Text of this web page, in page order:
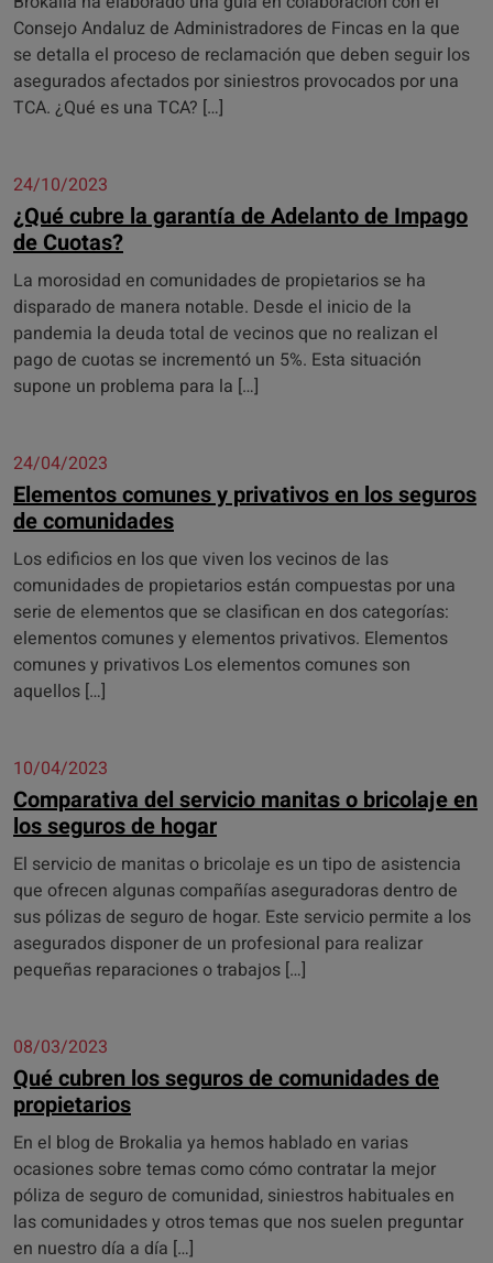
Consejo Andaluz de Administradores de Fincas en la que
se detalla el proceso de reclamación que deben seguir los
asegurados afectados por siniestros provocados por una
TCA. ¿Qué es una TCA? […]
24/10/2023
¿Qué cubre la garantía de Adelanto de Impago
de Cuotas?
La morosidad en comunidades de propietarios se ha
disparado de manera notable. Desde el inicio de la
pandemia la deuda total de vecinos que no realizan el
pago de cuotas se incrementó un 5%. Esta situación
supone un problema para la […]
24/04/2023
Elementos comunes y privativos en los seguros
de comunidades
Los edificios en los que viven los vecinos de las
comunidades de propietarios están compuestas por una
serie de elementos que se clasifican en dos categorías:
elementos comunes y elementos privativos. Elementos
comunes y privativos Los elementos comunes son
aquellos […]
10/04/2023
Comparativa del servicio manitas o bricolaje en
los seguros de hogar
El servicio de manitas o bricolaje es un tipo de asistencia
que ofrecen algunas compañías aseguradoras dentro de
sus pólizas de seguro de hogar. Este servicio permite a los
asegurados disponer de un profesional para realizar
pequeñas reparaciones o trabajos […]
08/03/2023
Qué cubren los seguros de comunidades de
propietarios
En el blog de Brokalia ya hemos hablado en varias
ocasiones sobre temas como cómo contratar la mejor
póliza de seguro de comunidad, siniestros habituales en
las comunidades y otros temas que nos suelen preguntar
en nuestro día a día […]